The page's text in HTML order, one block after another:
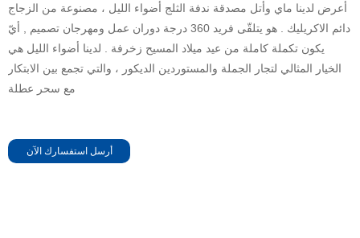
أعرض لدينا ماي وأتل مصدقة ندفة الثلج أضواء الليل ، مصنوعة من الزجاج
دائم الاكريليك . هو يتلقّى فريد 360 درجة دوران عمل ومهرجان تصميم , أيّ
يكون تكملة كاملة من عيد ميلاد المسيح زخرفة . لدينا أضواء الليل هي
الخيار المثالي لتجار الجملة والمستوردين الديكور ، والتي تجمع بين الابتكار
مع سحر عطلة
أرسل استفسارك الآن